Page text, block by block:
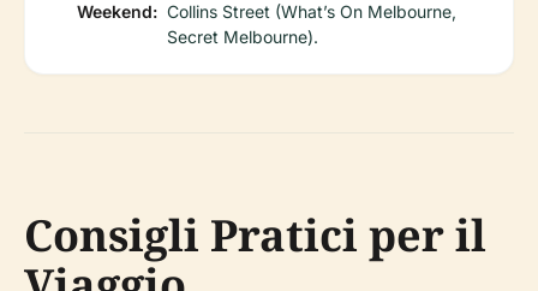
Weekend: Collins Street (What’s On Melbourne,
Secret Melbourne).
Consigli Pratici per il